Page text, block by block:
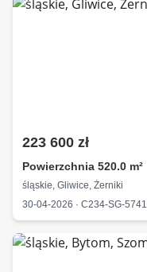
223 600 zł
Powierzchnia 520.0 m²
śląskie, Gliwice, Żerniki
30-04-2026 · C234-SG-